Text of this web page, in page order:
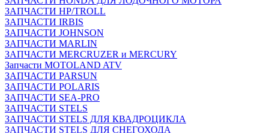
ЗАПЧАСТИ HP/TROLL
ЗАПЧАСТИ IRBIS
ЗАПЧАСТИ JOHNSON
ЗАПЧАСТИ MARLIN
ЗАПЧАСТИ MERCRUZER и MERCURY
Запчасти MOTOLAND ATV
ЗАПЧАСТИ PARSUN
ЗАПЧАСТИ POLARIS
ЗАПЧАСТИ SEA-PRO
ЗАПЧАСТИ STELS
ЗАПЧАСТИ STELS ДЛЯ КВАДРОЦИКЛА
ЗАПЧАСТИ STELS ДЛЯ СНЕГОХОДА